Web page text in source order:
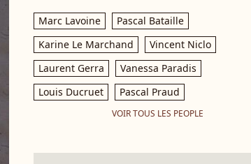
Marc Lavoine
Pascal Bataille
Karine Le Marchand
Vincent Niclo
Laurent Gerra
Vanessa Paradis
Louis Ducruet
Pascal Praud
VOIR TOUS LES PEOPLE